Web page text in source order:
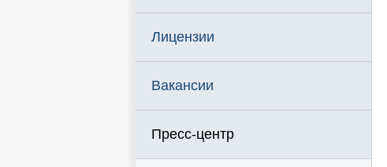
Лицензии
Вакансии
Пресс-центр